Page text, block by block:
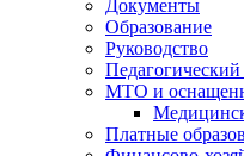
Документы
Образование
Руководство
Педагогический
МТО и
Платные